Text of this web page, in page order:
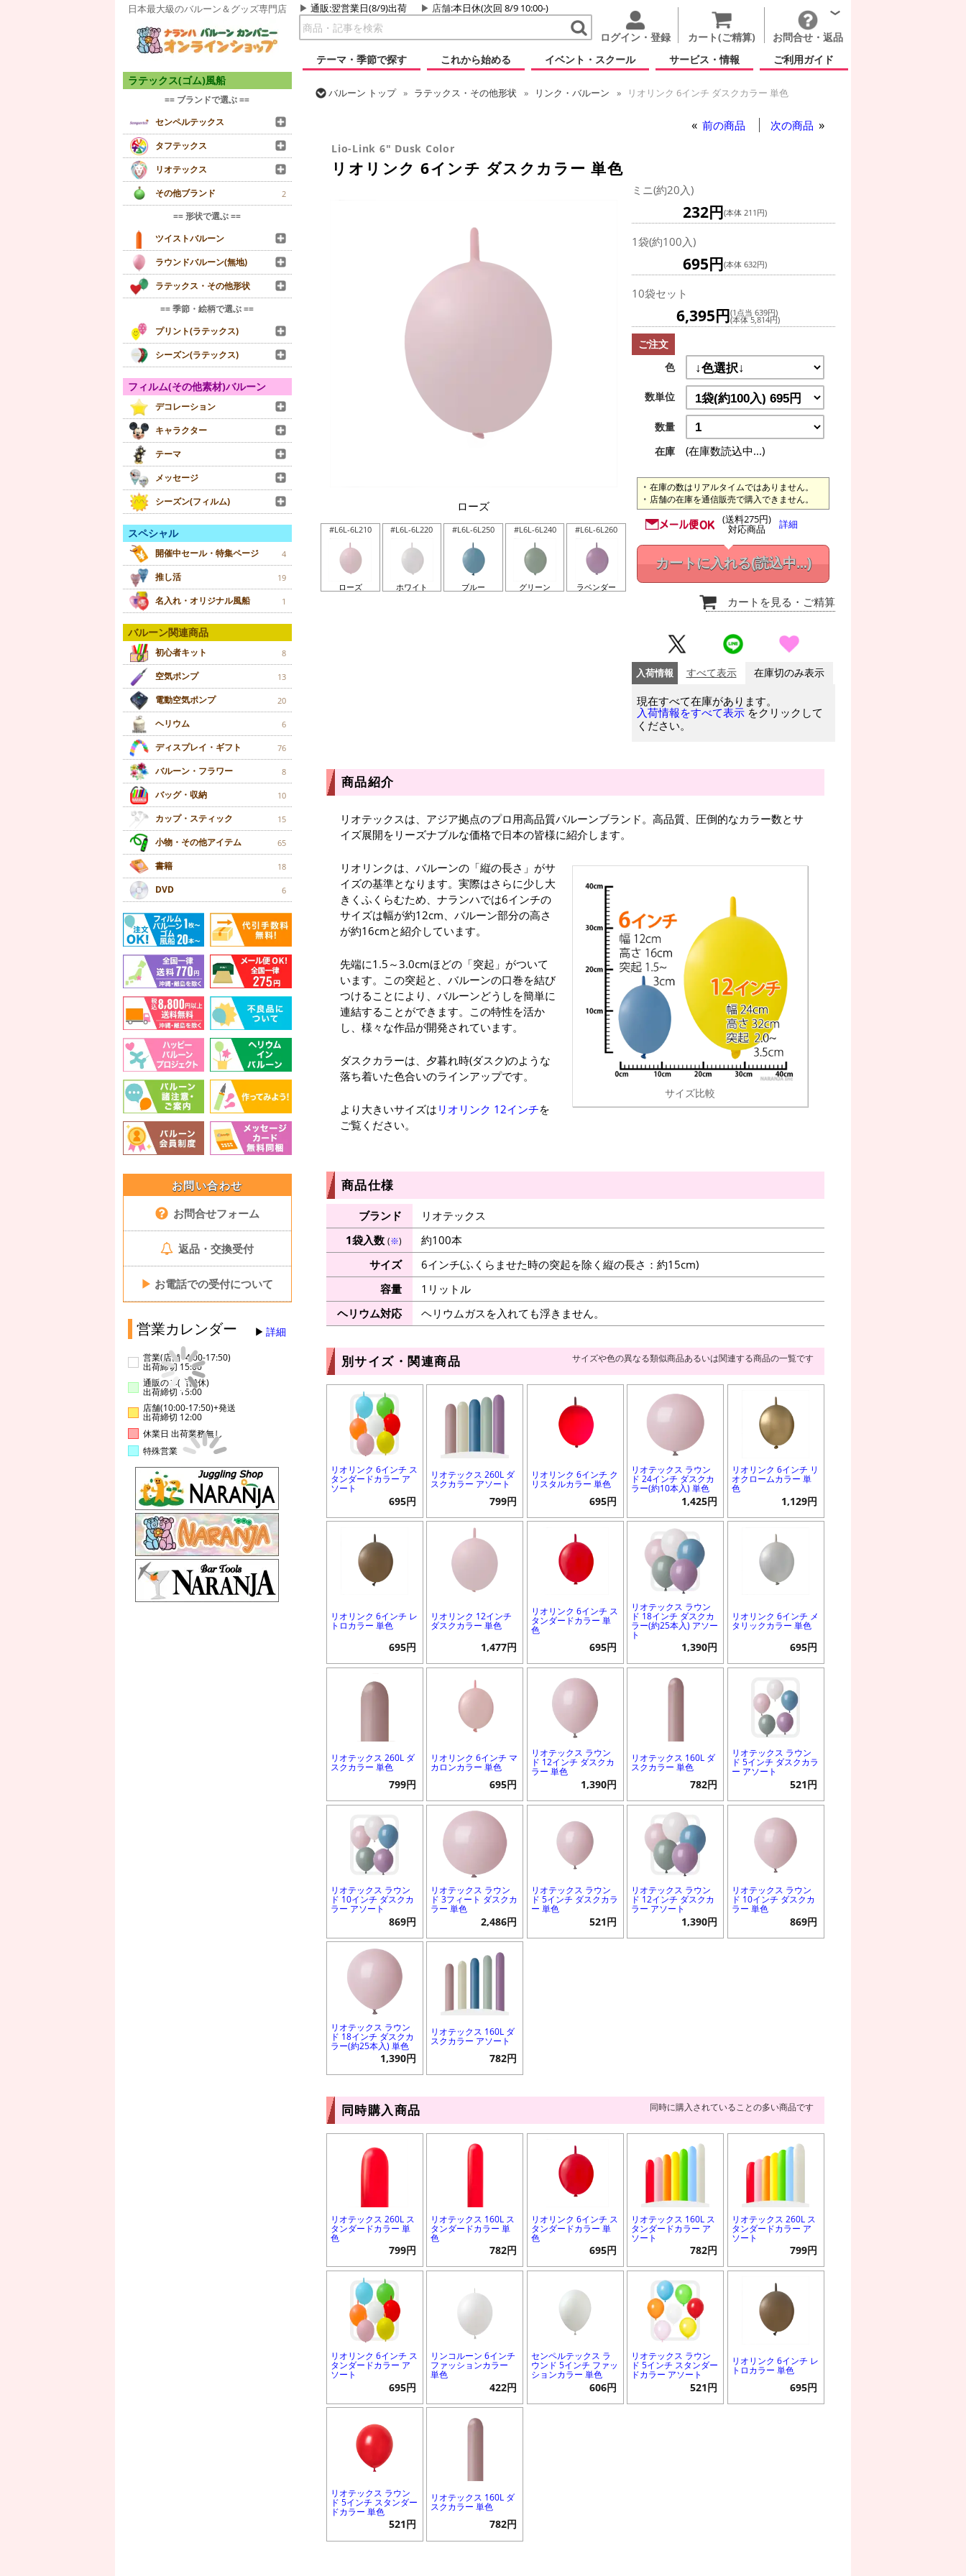
日本最大級のバルーン＆グッズ専門店 通販:翌営業日(8/9)出荷 店舗:本日休(次回 8/9 10:00-)
ログイン・登録 カート(ご精算)
お問合せ・返品
テーマ・季節で探す
これから始める イベント・スクール サービス・情報 ご利用ガイド
ラテックス(ゴム)風船
== ブランドで選ぶ ==
センペルテックス
タフテックス
リオテックス
その他ブランド
2
== 形状で選ぶ ==
ツイストバルーン
ラウンドバルーン(無地)
ラテックス・その他形状
== 季節・絵柄で選ぶ ==
プリント(ラテックス)
シーズン(ラテックス)
フィルム(その他素材)バルーン
デコレーション
キャラクター
テーマ
メッセージ
シーズン(フィルム)
スペシャル
開催中セール・特集ページ 4
推し活 19
名入れ・オリジナル風船 1
バルーン関連商品
初心者キット 8
空気ポンプ 13
電動空気ポンプ 20
ヘリウム 6
ディスプレイ・ギフト 76
バルーン・フラワー 8
バッグ・収納 10
カップ・スティック 15
小物・その他アイテム 65
書籍 18
DVD 6
お問い合わせ
お問合せフォーム
返品・交換受付
▶ お電話での受付について
営業カレンダー 詳細
営業(店舗14:00-17:50)
出荷締切 15:00
通販のみ(店舗休)
出荷締切 15:00
店舗(10:00-17:50)+発送
出荷締切 12:00
休業日 出荷業務無し
特殊営業
バルーン トップ ラテックス・その他形状 リンク・バルーン
リオリンク 6インチ ダスクカラー 単色
前の商品 次の商品
Lio-Link 6" Dusk Color
リオリンク 6インチ ダスクカラー 単色
ローズ
#L6L-6L210
ローズ
#L6L-6L220
ホワイト
#L6L-6L250
ブルー
#L6L-6L240
グリーン
#L6L-6L260
ラベンダー
ミニ(約20入)
232円(本体 211円)
1袋(約100入)
695円(本体 632円)
10袋セット
6,395円(1点当 639円)
(本体 5,814円)
ご注文
色
数単位
数量
在庫
(在庫数読込中...)
在庫の数はリアルタイムではありません。
店舗の在庫を通信販売で購入できません。
(送料275円)
対応商品 詳細
カートに入れる(読込中...)
カートを見る ・ご精算
入荷情報 すべて表示 在庫切のみ表示
現在すべて在庫があります。
入荷情報をすべて表示 をクリックして
ください。
商品紹介
リオテックスは、アジア拠点のプロ用高品質バルーンブランド。高品質、圧倒的なカラー数とサ
イズ展開をリーズナブルな価格で日本の皆様に紹介します。
サイズ比較
リオリンクは、バルーンの「縦の長さ」がサ
イズの基準となります。実際はさらに少し大
きくふくらむため、ナランハでは6インチの
サイズは幅が約12cm、バルーン部分の高さ
が約16cmと紹介しています。
先端に1.5～3.0cmほどの「突起」がついて
います。この突起と、バルーンの口巻を結び
つけることにより、バルーンどうしを簡単に
連結することができます。この特性を活か
し、様々な作品が開発されています。
ダスクカラーは、夕暮れ時(ダスク)のような
落ち着いた色合いのラインアップです。
より大きいサイズは リオリンク 12インチを
ご覧ください。
商品仕様
ブランド
リオテックス
1袋入数 (※)
約100本
サイズ
6インチ(ふくらませた時の突起を除く縦の長さ：約15cm)
容量
1リットル
ヘリウム対応
ヘリウムガスを入れても浮きません。
別サイズ・関連商品 サイズや色の異なる類似商品あるいは関連する商品の一覧です
リオリンク 6インチ ス
タンダードカラー ア
ソート
695円
リオテックス 260L ダ
スクカラー アソート
799円
リオリンク 6インチ ク
リスタルカラー 単色
695円
リオテックス ラウン
ド 24インチ ダスクカ
ラー(約10本入) 単色
1,425円
リオリンク 6インチ リ
オクロームカラー 単
色
1,129円
リオリンク 6インチ レ
トロカラー 単色
695円
リオリンク 12インチ
ダスクカラー 単色
1,477円
リオリンク 6インチ ス
タンダードカラー 単
色
695円
リオテックス ラウン
ド 18インチ ダスクカ
ラー(約25本入) アソー
ト
1,390円
リオリンク 6インチ メ
タリックカラー 単色
695円
リオテックス 260L ダ
スクカラー 単色
799円
リオリンク 6インチ マ
カロンカラー 単色
695円
リオテックス ラウン
ド 12インチ ダスクカ
ラー 単色
1,390円
リオテックス 160L ダ
スクカラー 単色
782円
リオテックス ラウン
ド 5インチ ダスクカラ
ー アソート
521円
リオテックス ラウン
ド 10インチ ダスクカ
ラー アソート
869円
リオテックス ラウン
ド 3フィート ダスクカ
ラー 単色
2,486円
リオテックス ラウン
ド 5インチ ダスクカラ
ー 単色
521円
リオテックス ラウン
ド 12インチ ダスクカ
ラー アソート
1,390円
リオテックス ラウン
ド 10インチ ダスクカ
ラー 単色
869円
リオテックス ラウン
ド 18インチ ダスクカ
ラー(約25本入) 単色
1,390円
リオテックス 160L ダ
スクカラー アソート
782円
同時購入商品 同時に購入されていることの多い商品です
リオテックス 260L ス
タンダードカラー 単
色
799円
リオテックス 160L ス
タンダードカラー 単
色
782円
リオリンク 6インチ ス
タンダードカラー 単
色
695円
リオテックス 160L ス
タンダードカラー ア
ソート
782円
リオテックス 260L ス
タンダードカラー ア
ソート
799円
リオリンク 6インチ ス
タンダードカラー ア
ソート
695円
リンコルーン 6インチ
ファッションカラー
単色
422円
センペルテックス ラ
ウンド 5インチ ファッ
ションカラー 単色
606円
リオテックス ラウン
ド 5インチ スタンダー
ドカラー アソート
521円
リオリンク 6インチ レ
トロカラー 単色
695円
リオテックス ラウン
ド 5インチ スタンダー
ドカラー 単色
521円
リオテックス 160L ダ
スクカラー 単色
782円